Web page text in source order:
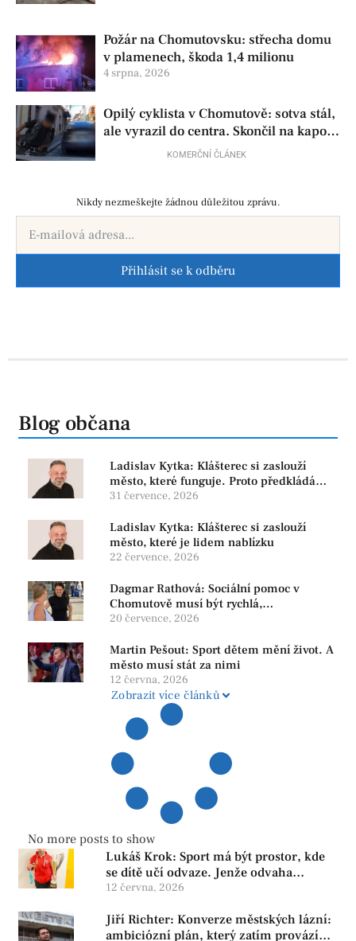
Požár na Chomutovsku: střecha domu
v plamenech, škoda 1,4 milionu
4 srpna, 2026
Opilý cyklista v Chomutově: sotva stál,
ale vyrazil do centra. Skončil na kapotě
KOMERČNÍ ČLÁNEK
Nikdy nezmeškejte žádnou důležitou zprávu.
Přihlásit se k odběru
Blog občana
Ladislav Kytka: Klášterec si zaslouží
město, které funguje. Proto předkládáme
program, který řeší skutečné problémy
31 července, 2026
Ladislav Kytka: Klášterec si zaslouží
město, které je lidem nablízku
22 července, 2026
Dagmar Rathová: Sociální pomoc v
Chomutově musí být rychlá,
srozumitelná a férová. Ne udržovat lidi v
20 července, 2026
Martin Pešout: Sport dětem mění život. A
město musí stát za nimi
12 června, 2026
Zobrazit více článků
No more posts to show
Lukáš Krok: Sport má být prostor, kde
se dítě učí odvaze. Jenže odvaha
neroste tam, kde se bojí udělat chybu.
12 června, 2026
Jiří Richter: Konverze městských lázní:
ambiciózní plán, který zatím provází